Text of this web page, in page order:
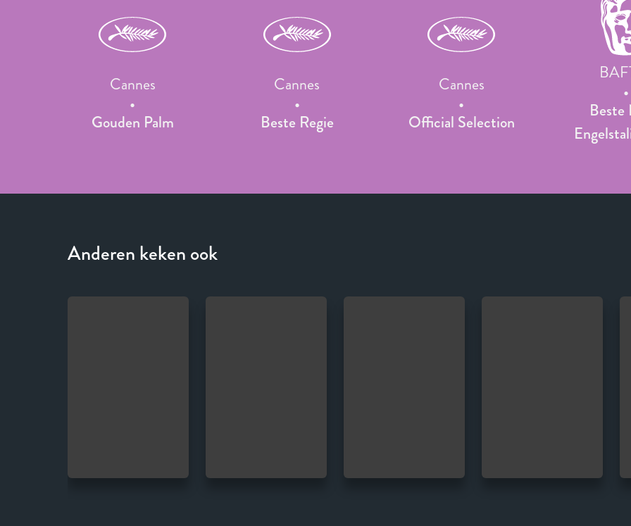
Cannes
Gouden Palm
Cannes
Beste Regie
Cannes
Official Selection